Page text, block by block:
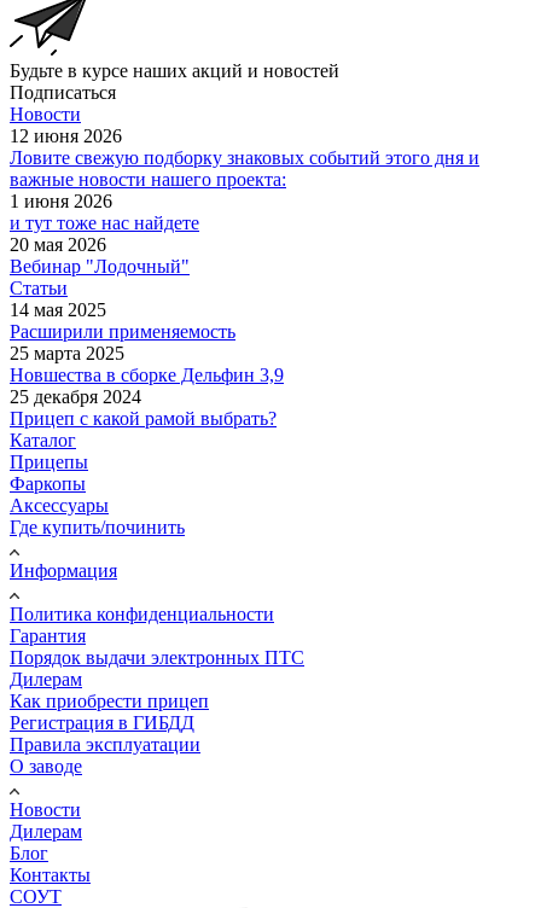
Будьте в курсе наших акций и новостей
Подписаться
Новости
12 июня 2026
Ловите свежую подборку знаковых событий этого дня и
важные новости нашего проекта:
1 июня 2026
и тут тоже нас найдете
20 мая 2026
Вебинар "Лодочный"
Статьи
14 мая 2025
Расширили применяемость
25 марта 2025
Новшества в сборке Дельфин 3,9
25 декабря 2024
Прицеп с какой рамой выбрать?
Каталог
Прицепы
Фаркопы
Аксессуары
Где купить/починить
Информация
Политика конфиденциальности
Гарантия
Порядок выдачи электронных ПТС
Дилерам
Как приобрести прицеп
Регистрация в ГИБДД
Правила эксплуатации
О заводе
Новости
Дилерам
Блог
Контакты
СОУТ